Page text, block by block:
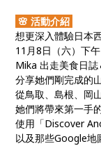
🌸 活動介紹
想更深入體驗日
11月8日（六）下
Mika 出走美食日誌
分享她們剛完成的
從鳥取、島根、岡
她們將帶來第一手
使用「Discover
以及那些Google地